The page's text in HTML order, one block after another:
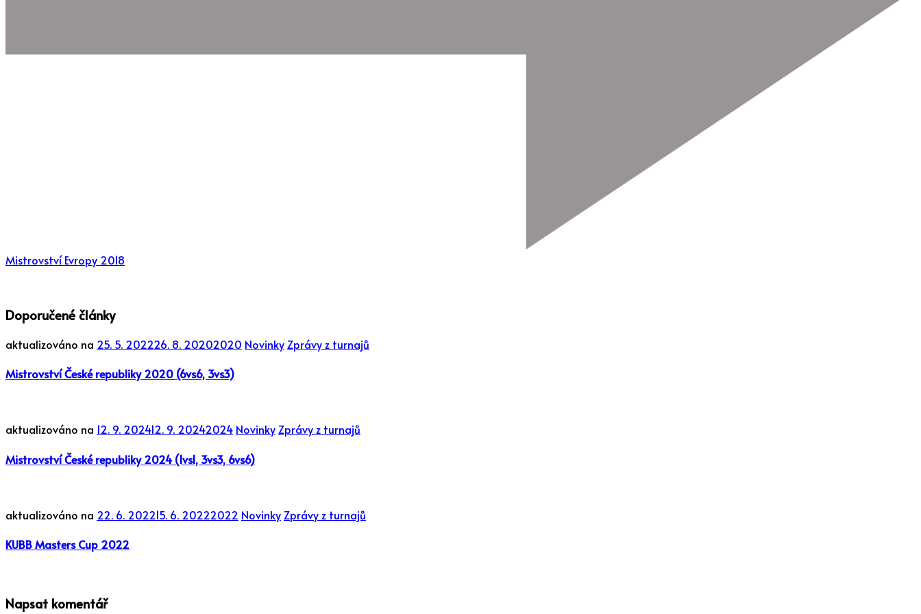
Mistrovství Evropy 2018
Doporučené články
aktualizováno na 25. 5. 202226. 8. 20202020 Novinky Zprávy z turnajů
Mistrovství České republiky 2020 (6vs6, 3vs3)
aktualizováno na 12. 9. 202412. 9. 20242024 NovinkyZprávy z turnajů
Mistrovství České republiky 2024 (1vs1, 3vs3, 6vs6)
aktualizováno na 22. 6. 202215. 6. 20222022 Novinky Zprávy z turnajů
KUBB Masters Cup 2022
Napsat komentář